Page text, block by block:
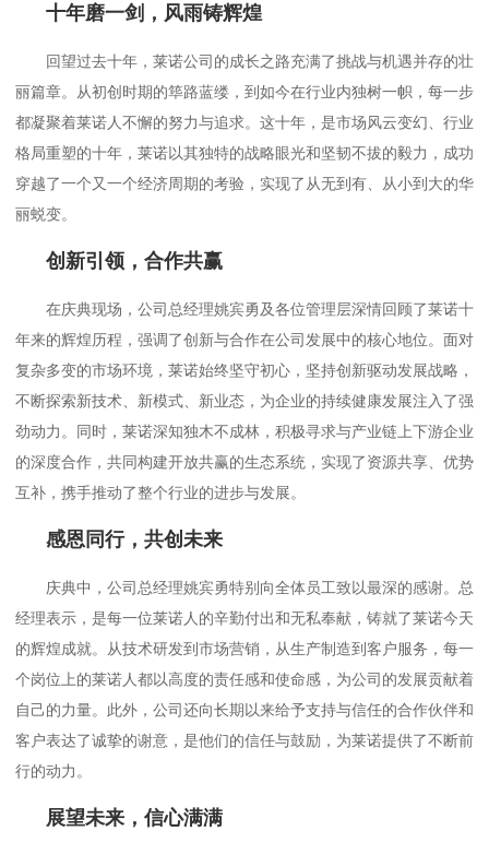
十年磨一剑，风雨铸辉煌
回望过去十年，莱诺公司的成长之路充满了挑战与机遇并存的壮
丽篇章。从初创时期的筚路蓝缕，到如今在行业内独树一帜，每一步
都凝聚着莱诺人不懈的努力与追求。这十年，是市场风云变幻、行业
格局重塑的十年，莱诺以其独特的战略眼光和坚韧不拔的毅力，成功
穿越了一个又一个经济周期的考验，实现了从无到有、从小到大的华
丽蜕变。
创新引领，合作共赢
在庆典现场，公司总经理姚宾勇及各位管理层深情回顾了莱诺十
年来的辉煌历程，强调了创新与合作在公司发展中的核心地位。面对
复杂多变的市场环境，莱诺始终坚守初心，坚持创新驱动发展战略，
不断探索新技术、新模式、新业态，为企业的持续健康发展注入了强
劲动力。同时，莱诺深知独木不成林，积极寻求与产业链上下游企业
的深度合作，共同构建开放共赢的生态系统，实现了资源共享、优势
互补，携手推动了整个行业的进步与发展。
感恩同行，共创未来
庆典中，公司总经理姚宾勇特别向全体员工致以最深的感谢。总
经理表示，是每一位莱诺人的辛勤付出和无私奉献，铸就了莱诺今天
的辉煌成就。从技术研发到市场营销，从生产制造到客户服务，每一
个岗位上的莱诺人都以高度的责任感和使命感，为公司的发展贡献着
自己的力量。此外，公司还向长期以来给予支持与信任的合作伙伴和
客户表达了诚挚的谢意，是他们的信任与鼓励，为莱诺提供了不断前
行的动力。
展望未来，信心满满